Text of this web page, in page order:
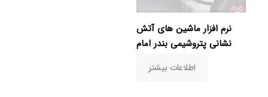
نرم افزار ماشین های آتش
نشانی پتروشیمی بندر امام
اطلاعات بیشتر